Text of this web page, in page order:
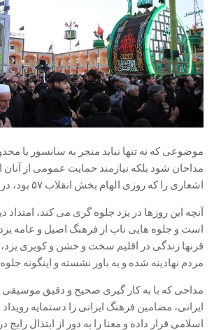
موضوعی که نه تنها نباید منجر به سانسور یا
مداحان شود بلکه نیازمند حمایت عمومی از آنان
اشعاری را که روزی الهام بخش انقلاب ۵۷ بود، در مردم زنده نگه دارند.
آنچه این روزها در یزد جلوه گری می کند، امتداد
است و جلوه هایی ناب از فرهنگ اصیل و عامه
قرنها زندگی در اقلیم سخت و خشن و کویری
مردم نهادینه شده و به باور نشسته و اینگونه
مداحی که با به کار گیری صحیح و دقیق
ایرانی، مضامین فرهنگ ایرانی را دستمایه
اسلامی قرار داده و معنا را به دور از ابتذال